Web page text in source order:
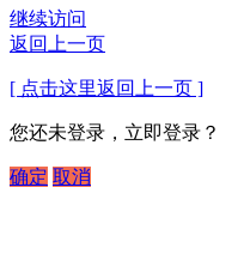
继续访问
返回上一页
[ 点击这里返回上一页 ]
您还未登录，立即登录？
确定 取消